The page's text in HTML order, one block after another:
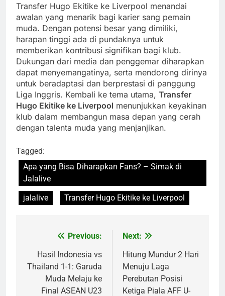
Transfer Hugo Ekitike ke Liverpool menandai
awalan yang menarik bagi karier sang pemain
muda. Dengan potensi besar yang dimiliki,
harapan tinggi ada di pundaknya untuk
memberikan kontribusi signifikan bagi klub.
Dukungan dari media dan penggemar diharapkan
dapat menyemangatinya, serta mendorong dirinya
untuk beradaptasi dan berprestasi di panggung
Liga Inggris. Kembali ke tema utama, Transfer
Hugo Ekitike ke Liverpool menunjukkan keyakinan
klub dalam membangun masa depan yang cerah
dengan talenta muda yang menjanjikan.
Tagged:
Apa yang Bisa Diharapkan Fans? – Simak di
Jalalive
jalalive
Transfer Hugo Ekitike ke Liverpool
navigation
Previous:
Hasil Indonesia vs
Thailand 1-1: Garuda
Muda Melaju ke
Final ASEAN U23
Next:
Hitung Mundur 2 Hari
Menuju Laga
Perebutan Posisi
Ketiga Piala AFF U-